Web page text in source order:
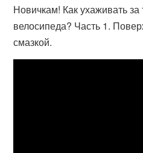
Новичкам! Как ухаживать
велосипеда? Часть 1.
смазкой.